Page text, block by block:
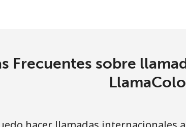
Frecuentes sobre